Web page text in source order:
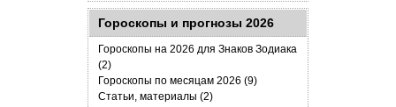
Гороскопы и прогнозы 2026
Гороскопы на 2026 для Знаков Зодиака
(2)
Гороскопы по месяцам 2026 (9)
Статьи, материалы (2)